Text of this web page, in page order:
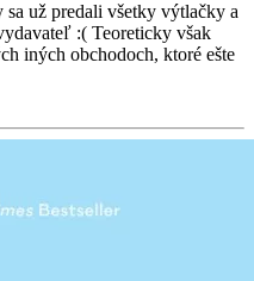
už predali všetky výtlačky a
:( Teoreticky však
iných obchodoch, ktoré ešte